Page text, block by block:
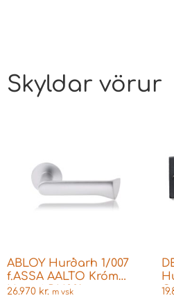
Skyldar vörur
ABLOY Hurðarh 1/007
f.ASSA AALTO Króm
Hægri DH001
26.970 kr. m vsk